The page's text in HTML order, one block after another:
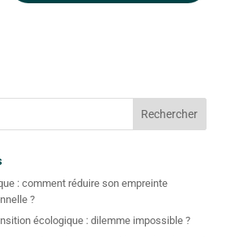
: comment réduire son empreinte
?
écologique : dilemme impossible ?